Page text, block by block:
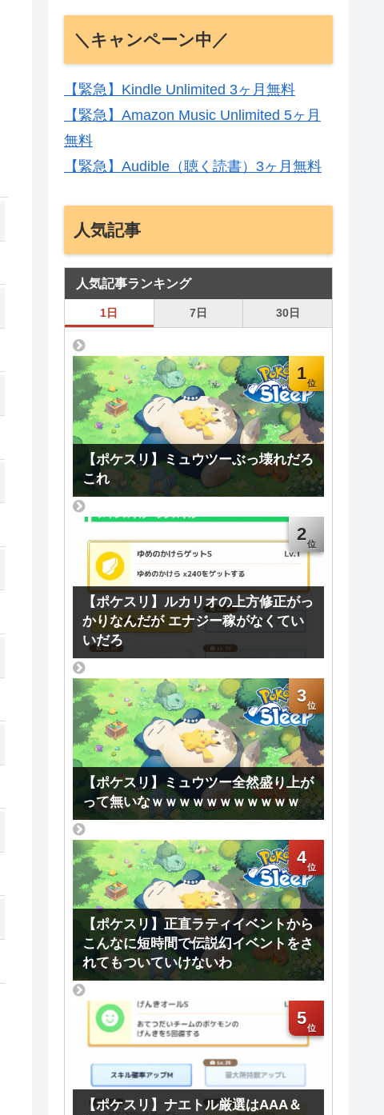
＼キャンペーン中／
【緊急】Kindle Unlimited 3ヶ月無料
【緊急】Amazon Music Unlimited 5ヶ月
無料
【緊急】Audible（聴く読書）3ヶ月無料
人気記事
人気記事ランキング
1日 7日 30日
1
【ポケスリ】ミュウツーぶっ壊れだろ
これ
2
【ポケスリ】ルカリオの上方修正がっ
かりなんだが エナジー稼がなくてい
いだろ
3
【ポケスリ】ミュウツー全然盛り上が
って無いなｗｗｗｗｗｗｗｗｗｗｗ
4
【ポケスリ】正直ラティイベントから
こんなに短時間で伝説幻イベントをさ
れてもついていけないわ
5
【ポケスリ】ナエトル厳選はAAA＆